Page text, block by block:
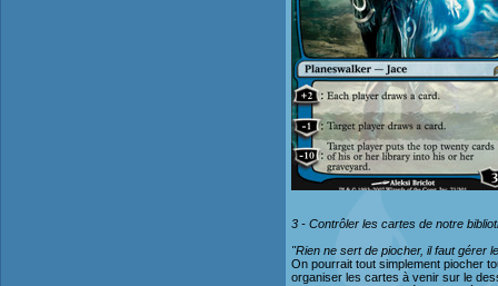
3 - Contrôler les cartes de notre
"Rien ne sert de piocher, il faut gérer
On pourrait tout simplement piocher
organiser les cartes à venir sur le